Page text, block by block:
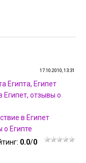
17.10.2010, 13:31
Египта, Египет
Египет, отзывы о
в Египет
о Египте
: 0.0/0